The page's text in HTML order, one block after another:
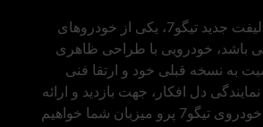
تیگو 7 پرو، فیس لیفت جدید تیگو7، یکی از خودروهای
باشد، خودرویی با طراحی ظاهری
به نسخه قبلی خود و ارتقا فنی
دل افکار، جهت بازدید و ارائه
شرایط اقساطی خودروی تیگو7 پرو میزبان شما خواهیم